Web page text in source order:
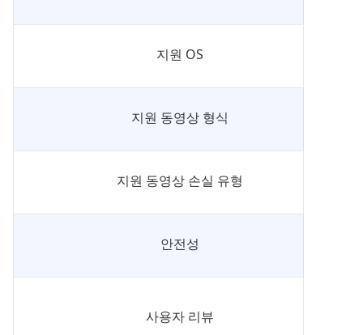
지원 OS
지원 동영상 형식
지원 동영상 손실 유형
안전성
사용자 리뷰